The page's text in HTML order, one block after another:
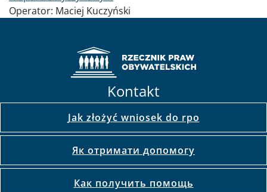
Operator: Maciej Kuczyński
Kontakt
Jak złożyć wniosek do rpo
Як отримати допомогу
Как получить помощь